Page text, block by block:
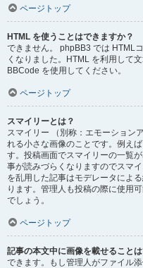
ページトップ
HTML を使うことはできますか？
できません。 phpBB3 では HTML
くなりました。HTML を利用して
BBCode を使用してください。
ページトップ
スマイリーとは？
スマイリー （別称：エモーション
れる小さな画像のことです。例え
す。投稿画面でスマイリーの一覧
事が読みづらくなりますのでスマ
を乱用した記事はモデレータによ
ります。管理人も投稿の際に使用
でしょう。
ページトップ
記事の本文中に画像を載せること
できます。もし管理人がファイル